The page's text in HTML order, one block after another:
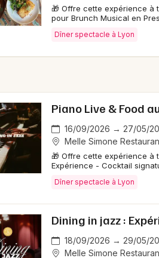
🎁 Offre cette expérience à
pour Brunch Musical en
Dîner spectacle à Lyon
Piano Live & Food
16/09/2026 → 27/05/
Melle Simone
🎁 Offre cette expérience à
Expérience - Cocktail
Dîner spectacle à Lyon
Dining in jazz :
18/09/2026 → 29/05/
Melle Simone